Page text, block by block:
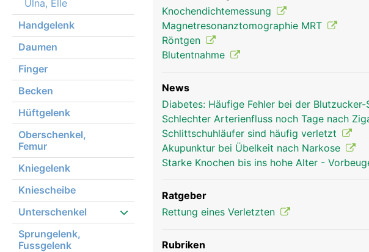
Ulna, Elle
Handgelenk
Daumen
Finger
Becken
Hüftgelenk
Oberschenkel,
Femur
Kniegelenk
Kniescheibe
Unterschenkel
Sprungelenk,
Fussgelenk
Knochendichtemessung
Magnetresonanztomographie MRT
Röntgen
Blutentnahme
News
Diabetes: Häufige Fehler bei der
Schlechter Arterienfluss noch Tage nach
Schlittschuhläufer sind häufig verletzt
Akupunktur bei Übelkeit nach Narkose
Starke Knochen bis ins hohe Alter -
Ratgeber
Rettung eines Verletzten
Rubriken